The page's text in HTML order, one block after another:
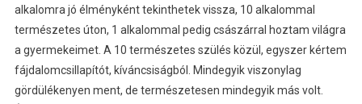
alkalomra jó élményként tekinthetek vissza, 10 alkalommal
természetes úton, 1 alkalommal pedig császárral hoztam világra
a gyermekeimet. A 10 természetes szülés közül, egyszer kértem
fájdalomcsillapítót, kíváncsiságból. Mindegyik viszonylag
gördülékenyen ment, de természetesen mindegyik más volt.